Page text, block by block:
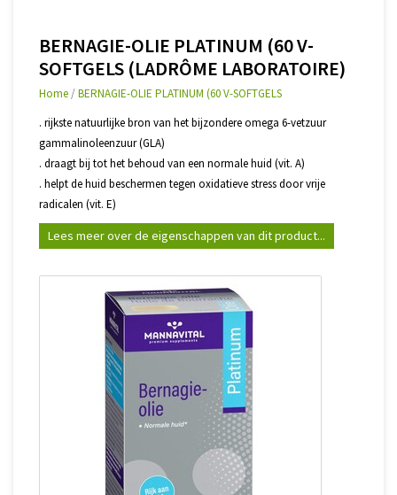
BERNAGIE-OLIE PLATINUM (60 V-
SOFTGELS (LADRÔME LABORATOIRE)
Home /BERNAGIE-OLIE PLATINUM (60 V-SOFTGELS
. rijkste natuurlijke bron van het bijzondere omega 6-vetzuur
gammalinoleenzuur (GLA)
. draagt bij tot het behoud van een normale huid (vit. A)
. helpt de huid beschermen tegen oxidatieve stress door vrije
radicalen (vit. E)
Lees meer over de eigenschappen van dit product...